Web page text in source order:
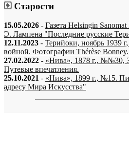
Старости
15.05.2026 - Газета Helsingin
Э. Лампена "Последние русские
12.11.2023 - Терийоки, ноябрь 1939
войной. Фотографии Thérèse Bonney.
27.02.2022 - «Нива», 1878 г., №№30,
Путевые впечатления.
25.10.2021 - «Нива», 1899 г., №15.
адресу Мира Искусства"